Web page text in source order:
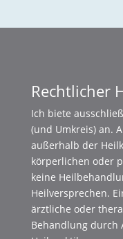
Rechtlicher
Ich biete
(und Umkreis) an.
außerhalb der
körperlichen oder
keine
Heilversprechen.
ärztliche oder
Behandlung durch